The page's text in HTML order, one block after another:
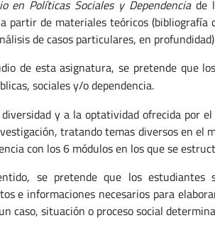
en Políticas Sociales y Dependenciade
partir de materiales teóricos (bibliografía
de casos particulares, en
de esta asignatura, se pretende que
sociales y/o dependencia.
diversidad y a la optatividad ofrecida por
tratando temas diversos en el
con los 6 módulos en los que se
se pretende que los estudiantes
e informaciones necesarios para
caso, situación o proceso social